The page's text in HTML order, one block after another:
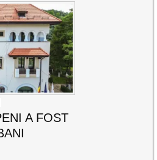
A FOST